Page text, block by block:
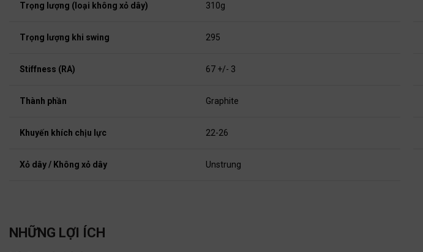
Trọng lượng (loại không xỏ dây) 310g
Trọng lượng khi swing 295
Stiffness (RA) 67 +/- 3
Thành phần Graphite
Khuyến khích chịu lực 22-26
Xỏ dây / Không xỏ dây Unstrung
NHỮNG LỢI ÍCH